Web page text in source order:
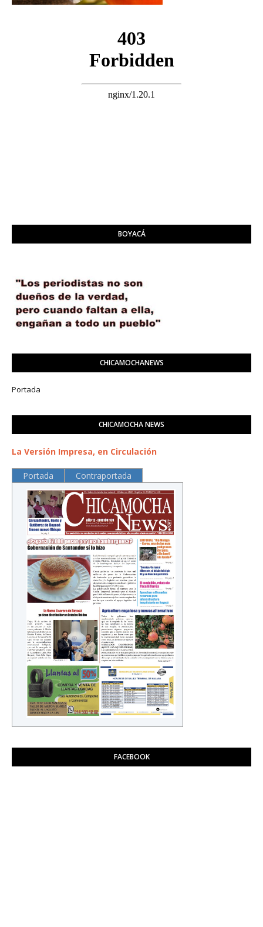
BOYACÁ
CHICAMOCHANEWS
Portada
CHICAMOCHA NEWS
La Versión Impresa, en Circulación
Portada Contraportada
FACEBOOK